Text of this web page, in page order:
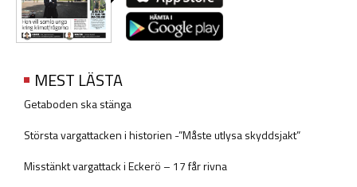
MEST LÄSTA
Getaboden ska stänga
Största vargattacken i historien -”Måste utlysa skyddsjakt”
Misstänkt vargattack i Eckerö – 17 får rivna